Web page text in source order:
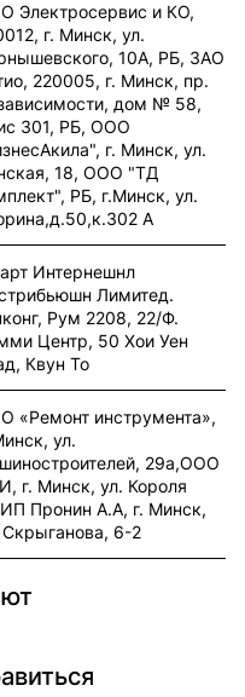
Электросервис и КО,
г. Минск, ул.
10А, РБ, ЗАО
220005, г. Минск, пр.
дом № 58,
301, РБ, ООО
г. Минск, ул.
18, ООО "ТД
РБ, г.Минск, ул.
А
Интернешнл
Лимитед.
Рум 2208, 22/Ф.
Центр, 50 Хои Уен
Квун То
«Ремонт инструмента»,
ул.
29а,ООО
г. Минск, ул. Короля
Пронин А.А, г. Минск,
Скрыганова, 6-2